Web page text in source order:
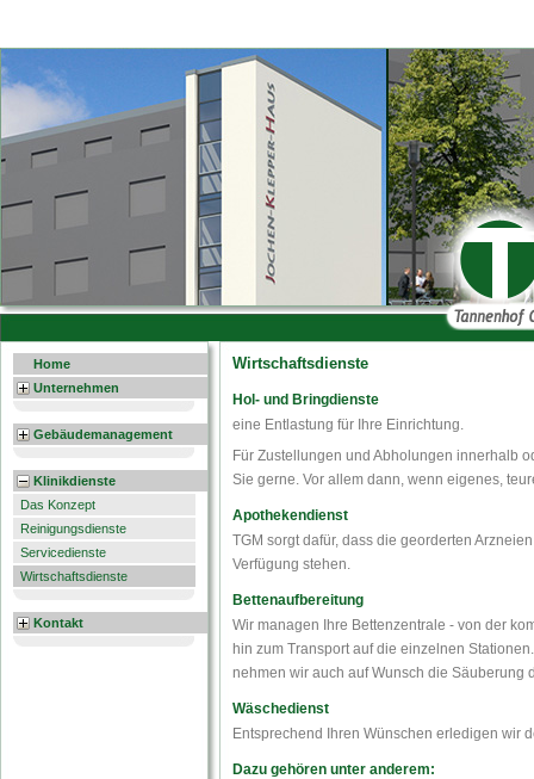
Home
Unternehmen
Gebäudemanagement
Klinikdienste
Das Konzept
Reinigungsdienste
Servicedienste
Wirtschaftsdienste
Kontakt
Wirtschaftsdienste
Hol- und Bringdienste
eine Entlastung für Ihre Einrichtung.
Für Zustellungen und Abholungen innerhalb
Sie gerne. Vor allem dann, wenn eigenes,
Apothekendienst
TGM sorgt dafür, dass die georderten
Verfügung stehen.
Bettenaufbereitung
Wir managen Ihre Bettenzentrale - von der
hin zum Transport auf die einzelnen
nehmen wir auch auf Wunsch die Säuberung
Wäschedienst
Entsprechend Ihren Wünschen erledigen wir
Dazu gehören unter anderem: